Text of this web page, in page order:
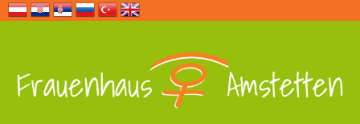
springen